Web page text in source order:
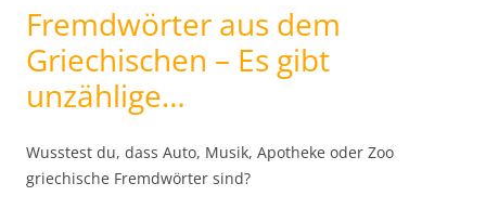
Fremdwörter aus dem
Griechischen – Es gibt
unzählige…
Wusstest du, dass Auto, Musik, Apotheke oder Zoo
griechische Fremdwörter sind?